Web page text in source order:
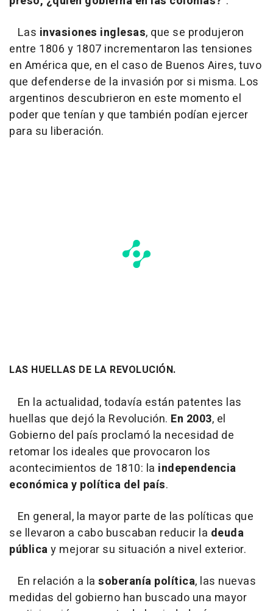
Las invasiones inglesas, que se produjeron
entre 1806 y 1807 incrementaron las tensiones
en América que, en el caso de Buenos Aires, tuvo
que defenderse de la invasión por si misma. Los
argentinos descubrieron en este momento el
poder que tenían y que también podían ejercer
para su liberación.
LAS HUELLAS DE LA REVOLUCIÓN.
En la actualidad, todavía están patentes las
huellas que dejó la Revolución. En 2003, el
Gobierno del país proclamó la necesidad de
retomar los ideales que provocaron los
acontecimientos de 1810: la independencia
económica y política del país.
En general, la mayor parte de las políticas que
se llevaron a cabo buscaban reducir la deuda
públicay mejorar su situación a nivel exterior.
En relación a la soberanía política, las nuevas
medidas del gobierno han buscado una mayor